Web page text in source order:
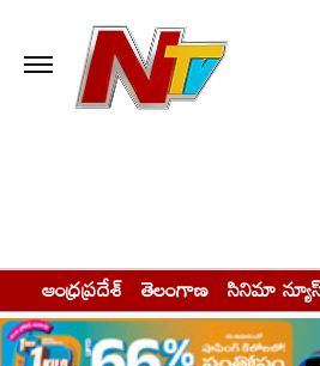
ఆంధ్రప్రదేశ్ తెలంగాణ సినిమా